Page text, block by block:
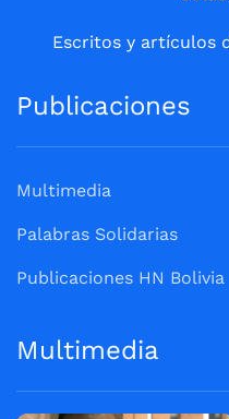
Escritos y artículos
Publicaciones
Multimedia
Palabras Solidarias
Publicaciones HN Bolivia
Multimedia